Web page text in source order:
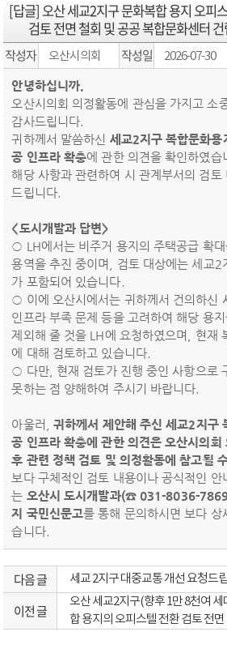
[답글] 오산 세교2지구 문화복합 용지 오피
검토 전면 철회 및 공공 복합문화센터
작성자 오산시의회 작성일 2026-07-30
안녕하십니까.
오산시의회 의정활동에 관심을 가지고 소
감사드립니다.
귀하께서 말씀하신 세교2지구 복합문화
공 인프라 확충에 관한 의견을 확인하였습
해당 사항과 관련하여 시 관계부서의 검토
드립니다.
<도시개발과 답변>
○ LH에서는 비주거 용지의 주택공급 확
용역을 추진 중이며, 검토 대상에는 세교2
가 포함되어 있습니다.
○ 이에 오산시에서는 귀하께서 건의하신
인프라 부족 문제 등을 고려하여 해당 용
제외해 줄 것을 LH에 요청하였으며, 현재
에 대해 검토하고 있습니다.
○ 다만, 현재 검토가 진행 중인 사항으로
못하는 점 양해하여 주시기 바랍니다.
아울러,
귀하께서 제안해 주신 세교2지구
공 인프라 확충에 관한 의견은 오산시의회
후 관련 정책 검토 및 의정활동에 참고될
보다 구체적인 검토 내용이나 공식적인 안
는 오산시 도시개발과(☎ 031-8036-
지 국민신문고를 통해 문의하시면 보다 상
습니다.
다음 글 세교 2지구 대중교통 개선 요청드
이전 글
오산 세교2지구(향후 1만 8천여
합 용지의 오피스텔 전환 검토 전면